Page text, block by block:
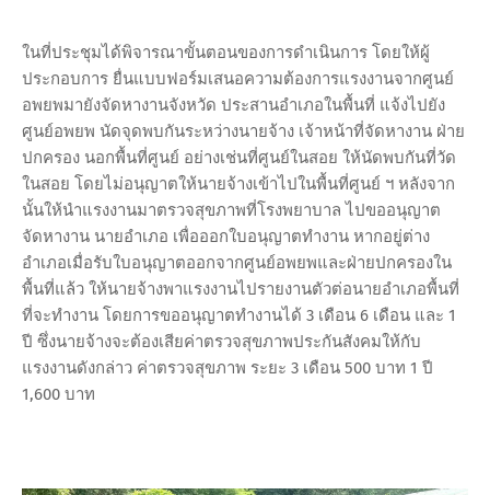
ในที่ประชุมได้พิจารณาขั้นตอนของการดำเนินการ โดยให้ผู้
ประกอบการ ยื่นแบบฟอร์มเสนอความต้องการแรงงานจากศูนย์
อพยพมายังจัดหางานจังหวัด ประสานอำเภอในพื้นที่ แจ้งไปยัง
ศูนย์อพยพ นัดจุดพบกันระหว่างนายจ้าง เจ้าหน้าที่จัดหางาน ฝ่าย
ปกครอง นอกพื้นที่ศูนย์ อย่างเช่นที่ศูนย์ในสอย ให้นัดพบกันที่วัด
ในสอย โดยไม่อนุญาตให้นายจ้างเข้าไปในพื้นที่ศูนย์ ฯ หลังจาก
นั้นให้นำแรงงานมาตรวจสุขภาพที่โรงพยาบาล ไปขออนุญาต
จัดหางาน นายอำเภอ เพื่อออกใบอนุญาตทำงาน หากอยู่ต่าง
อำเภอเมื่อรับใบอนุญาตออกจากศูนย์อพยพและฝ่ายปกครองใน
พื้นที่แล้ว ให้นายจ้างพาแรงงานไปรายงานตัวต่อนายอำเภอพื้นที่
ที่จะทำงาน โดยการขออนุญาตทำงานได้ 3 เดือน 6 เดือน และ 1
ปี ซึ่งนายจ้างจะต้องเสียค่าตรวจสุขภาพประกันสังคมให้กับ
แรงงานดังกล่าว ค่าตรวจสุขภาพ ระยะ 3 เดือน 500 บาท 1 ปี
1,600 บาท